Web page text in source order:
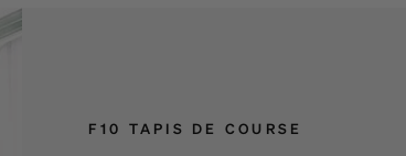
F10 TAPIS DE COURSE